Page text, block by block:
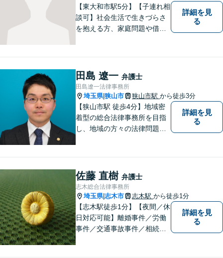
【東大和市駅5分】【子連れ相
談可】社会生活で生きづらさ
を抱える方、家庭問題や借金
談無料】【分割払い可】【法
テラス利用可】
詳細を見
る
田島 遼一 弁護士
田島遼一法律事務所
埼玉県|狭山市 狭山市駅 から徒歩3分
【狭山市駅 徒歩4分】地域密
着型の総合法律事務所を目指
し、地域の方々の法律問題を
気軽にご相談ください。
詳細を見
る
佐藤 直樹 弁護士
志木総合法律事務所
埼玉県|志木市 志木駅 から徒歩1分
【志木駅徒歩1分】【夜間／休
日対応可能】離婚事件／労働
事件／交通事故事件／相続事
詳細を見
る